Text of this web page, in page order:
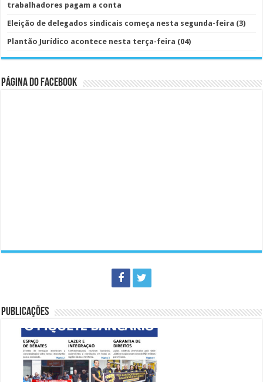
trabalhadores pagam a conta
Eleição de delegados sindicais começa nesta segunda-feira (3)
Plantão Jurídico acontece nesta terça-feira (04)
Página do Facebook
PUBLICAÇÕES